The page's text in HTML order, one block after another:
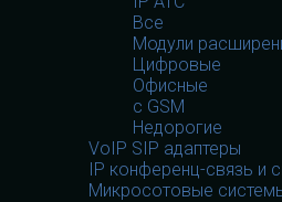
Все
Модули
Цифровые
Офисные
с GSM
Недорогие
VoIP SIP адаптеры
IP конференц-связь и
Микросотовые